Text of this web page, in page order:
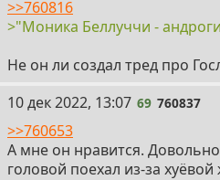
>>760816
>"Моника Беллуччи -
Не он ли создал тред про
69
10 дек 2022, 13:07 69 760837
>>760653
А мне он нравится.
головой поехал из-за